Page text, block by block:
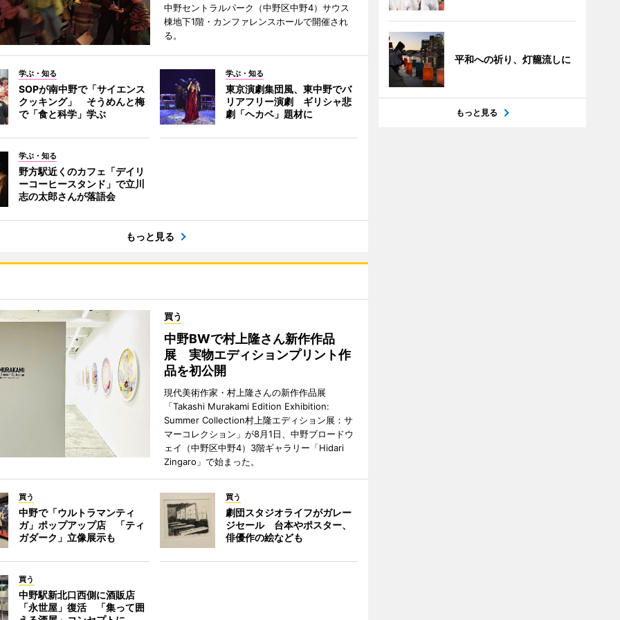
中野セントラルパーク（中野区中野4）サウス
棟地下1階・カンファレンスホールで開催され
る。
学ぶ・知る
SOPが南中野で「サイエンス
クッキング」 そうめんと梅
で「食と科学」学ぶ
学ぶ・知る
東京演劇集団風、東中野でバ
リアフリー演劇 ギリシャ悲
劇「ヘカベ」題材に
学ぶ・知る
野方駅近くのカフェ「デイリ
ーコーヒースタンド」で立川
志の太郎さんが落語会
もっと見る
買う
中野BWで村上隆さん新作作品
展 実物エディションプリント作
品を初公開
現代美術作家・村上隆さんの新作作品展
「Takashi Murakami Edition Exhibition:
Summer Collection村上隆エディション展：サ
マーコレクション」が8月1日、中野ブロードウ
ェイ（中野区中野4）3階ギャラリー「Hidari
Zingaro」で始まった。
買う
中野で「ウルトラマンティ
ガ」ポップアップ店 「ティ
ガダーク」立像展示も
買う
劇団スタジオライフがガレー
ジセール 台本やポスター、
俳優作の絵なども
買う
中野駅新北口西側に酒販店
「永世屋」復活 「集って囲
平和への祈り、灯籠流しに
もっと見る